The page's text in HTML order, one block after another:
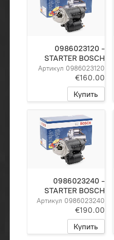
0986023120 -
STARTER BOSCH
Артикул 0986023120
€160.00
Купить
0986023240 -
STARTER BOSCH
Артикул 0986023240
€190.00
Купить